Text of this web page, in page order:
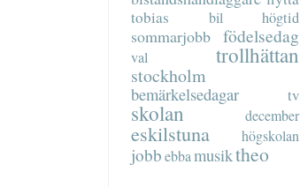
tobias
bil högtid
sommarjobb födelsedag
val trollhättan
stockholm
bemärkelsedagar tv
skolan december
eskilstuna högskolan
jobbebbamusiktheo